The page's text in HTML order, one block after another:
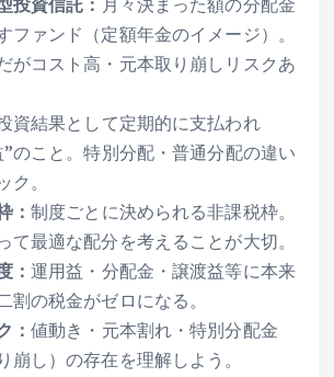
投資信託： 月々決まった額の分配金
ファンド（定額年金のイメージ）。
がコスト高・元本取り崩しリスクあ
資結果として定期的に支払われ
”のこと。特別分配・普通分配の違い
ク。
： 制度ごとに決められる非課税枠。
て最適な配分を考えることが大切。
： 運用益・分配金・譲渡益等に本来
割の税金がゼロになる。
： 値動き・元本割れ・特別分配金
崩し）の存在を理解しよう。